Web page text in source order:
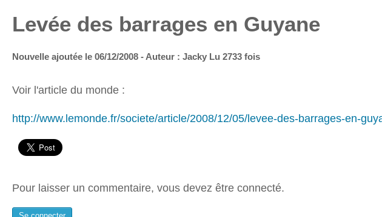
Levée des barrages en Guyane
Nouvelle ajoutée le 06/12/2008 - Auteur : Jacky Lu 2733 fois
Voir l'article du monde :
http://www.lemonde.fr/societe/article/2008/12/05/levee-des-barrages-en-
Pour laisser un commentaire, vous devez être connecté.